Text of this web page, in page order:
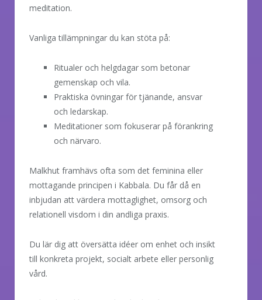
meditation.
Vanliga tillämpningar du kan stöta på:
Ritualer och helgdagar som betonar
gemenskap och vila.
Praktiska övningar för tjänande, ansvar
och ledarskap.
Meditationer som fokuserar på förankring
och närvaro.
Malkhut framhävs ofta som det feminina eller
mottagande principen i Kabbala. Du får då en
inbjudan att värdera mottaglighet, omsorg och
relationell visdom i din andliga praxis.
Du lär dig att översätta idéer om enhet och insikt
till konkreta projekt, socialt arbete eller personlig
vård.